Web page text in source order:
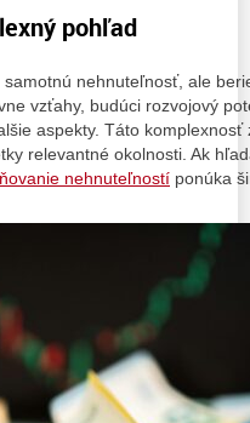
pohľad
nehnuteľnosť, ale
vzťahy, budúci rozvojový
aspekty. Táto komplexnosť
relevantné okolnosti. Ak
nehnuteľností ponúka